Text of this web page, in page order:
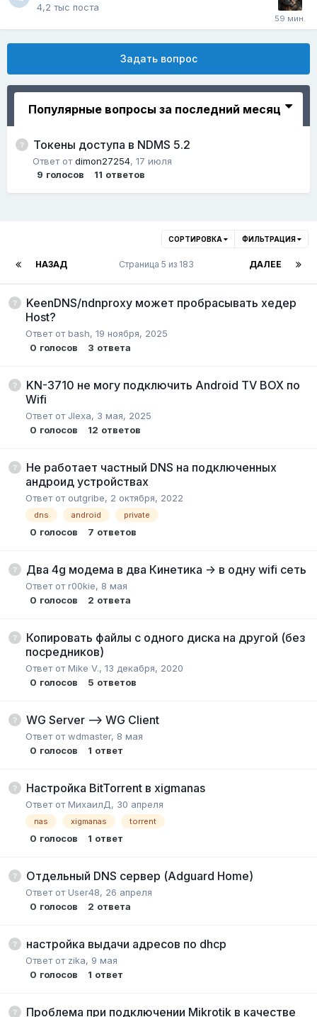
4,2 тыс поста
Задать вопрос
Популярные вопросы за последний месяц
Токены доступа в NDMS 5.2
Ответ отdimon27254, 17 июля
9 голосов 11 ответов
СОРТИРОВКА ФИЛЬТРАЦИЯ
НАЗАД ДАЛЕЕ
Страница 5 из 183
KeenDNS/ndnproxy может пробрасывать хедер
Host?
Ответ отbash, 19 ноября, 2025
0 голосов 3 ответа
KN-3710 не могу подключить Android TV BOX по
Wifi
Ответ от Jlexa, 3 мая, 2025
0 голосов 12 ответов
Не работает частный DNS на подключенных
андроид устройствах
Ответ от outgribe, 2 октября, 2022
dns android private
0 голосов 7 ответов
Два 4g модема в два Кинетика -> в одну wifi сеть
Ответ отr00kie, 8 мая
0 голосов 2 ответа
Копировать файлы с одного диска на другой (без
посредников)
Ответ отMike V., 13 декабря, 2020
0 голосов 5 ответов
WG Server --> WG Client
Ответ отwdmaster, 8 мая
0 голосов 1 ответ
Настройка BitTorrent в xigmanas
Ответ отМихаилД, 30 апреля
nas xigmanas torrent
0 голосов 1 ответ
Отдельный DNS сервер (Adguard Home)
Ответ отUser48, 26 апреля
0 голосов 2 ответа
настройка выдачи адресов по dhcp
Ответ от zika, 9 мая
0 голосов 1 ответ
Проблема при подключении Mikrotik в качестве